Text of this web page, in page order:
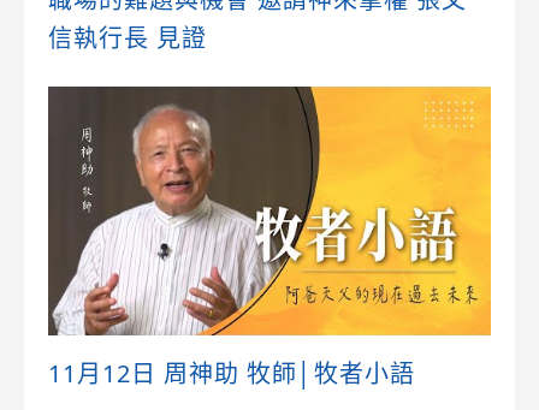
信執行長 見證
11月12日 周神助 牧師│牧者小語